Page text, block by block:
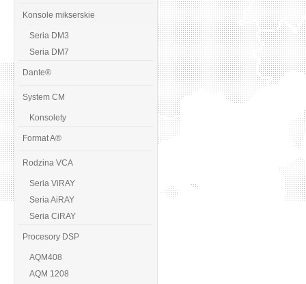
Konsole mikserskie
Seria DM3
Seria DM7
Dante®
System CM
Konsolety
Format A®
Rodzina VCA
Seria ViRAY
Seria AiRAY
Seria CiRAY
Procesory DSP
AQM408
AQM 1208